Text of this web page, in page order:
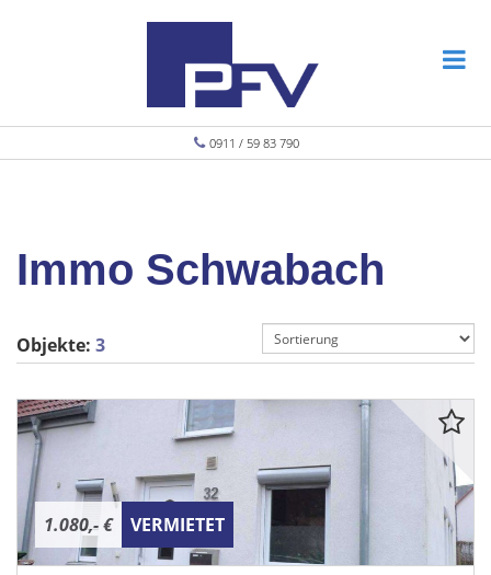
0911 / 59 83 790
Immo Schwabach
Objekte: 3
1.080,- € VERMIETET